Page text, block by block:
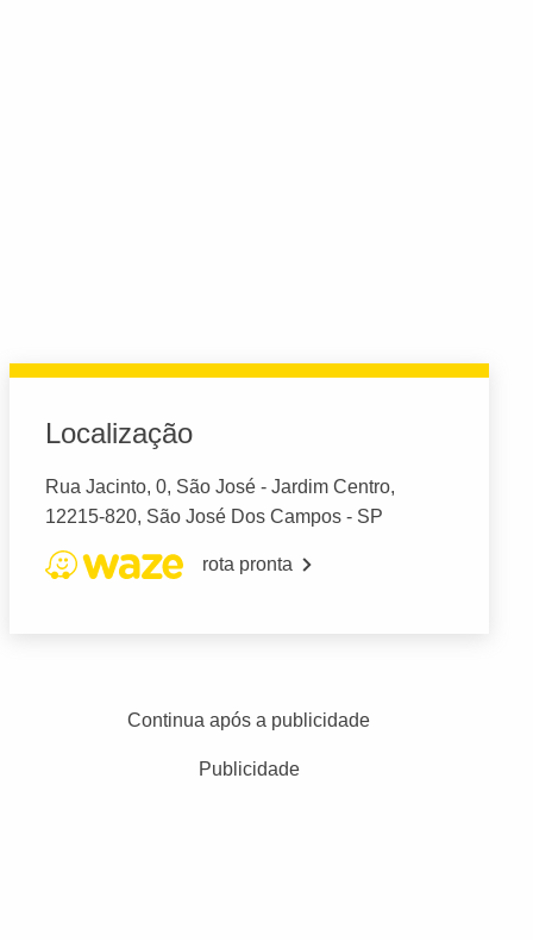
Localização
Rua Jacinto, 0, São José - Jardim Centro,
12215-820, São José Dos Campos - SP
rota pronta
Continua após a publicidade
Publicidade